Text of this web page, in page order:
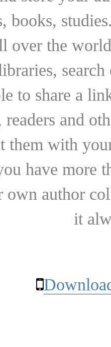
books,
over the
to share a
readers and
them with
have more
own author
it